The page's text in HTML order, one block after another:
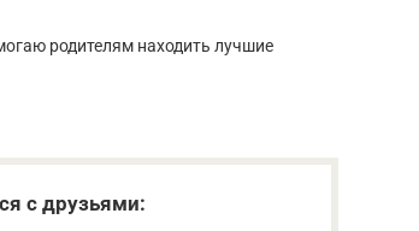
родителям находить лучшие
с друзьями: